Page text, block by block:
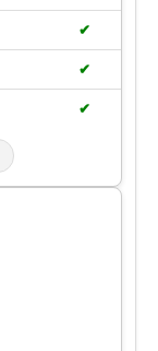
✔
✔
✔